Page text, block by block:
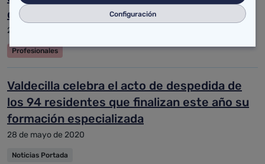
de provisión
29 de mayo de 2020
Profesionales
Valdecilla celebra el acto de despedida de
los 94 residentes que finalizan este año su
formación especializada
28 de mayo de 2020
Noticias Portada
Configuración